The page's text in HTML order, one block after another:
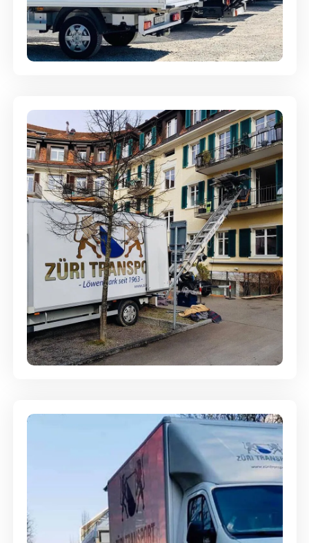
Möbellagerung - Alles sicher
aufbewahrt
Entsorgung & Räumung